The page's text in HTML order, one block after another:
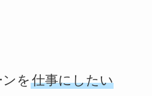
を 仕事にしたい